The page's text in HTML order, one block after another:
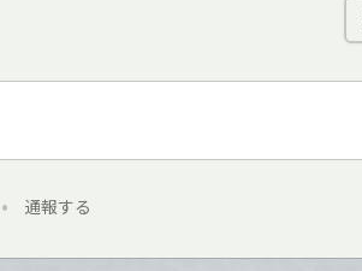
• 通報する